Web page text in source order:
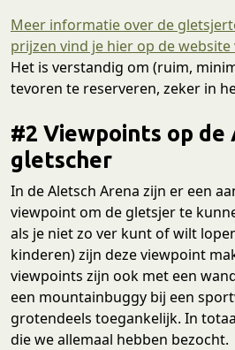
Meer informatie over de
prijzen vind je hier op de website
Het is verstandig om (ruim,
tevoren te reserveren, zeker in
#2 Viewpoints op de
gletscher
In de Aletsch Arena zijn er een
viewpoint om de gletsjer te
als je niet zo ver kunt of wilt
kinderen) zijn deze viewpoint
viewpoints zijn ook met een
een mountainbuggy bij een
grotendeels toegankelijk. In
die we allemaal hebben bezocht.